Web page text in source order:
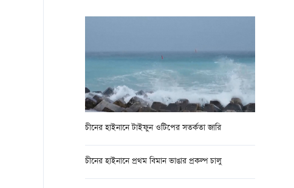
চীনের হাইনানে টাইফুন ওটিপের সতর্কতা জারি
চীনের হাইনানে প্রথম বিমান ভাঙার প্রকল্প চালু